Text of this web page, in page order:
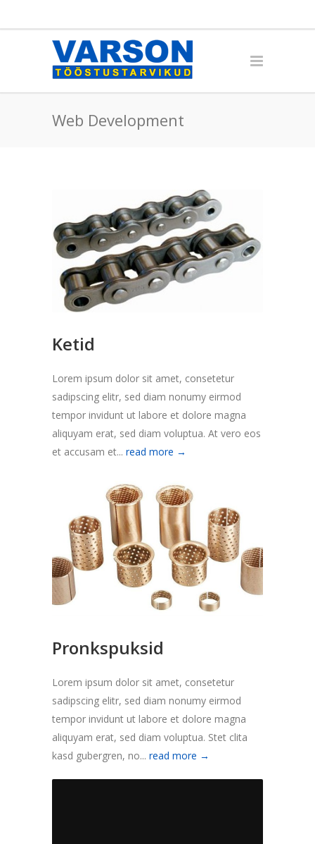
Web Development
Ketid
Lorem ipsum dolor sit amet, consetetur
sadipscing elitr, sed diam nonumy eirmod
tempor invidunt ut labore et dolore magna
aliquyam erat, sed diam voluptua. At vero eos
et accusam et... read more →
Pronkspuksid
Lorem ipsum dolor sit amet, consetetur
sadipscing elitr, sed diam nonumy eirmod
tempor invidunt ut labore et dolore magna
aliquyam erat, sed diam voluptua. Stet clita
kasd gubergren, no... read more →